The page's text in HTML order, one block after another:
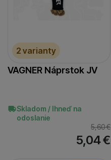
2 varianty
VAGNER Náprstok JV
Skladom / Ihneď na
odoslanie
5,60€
5,04€